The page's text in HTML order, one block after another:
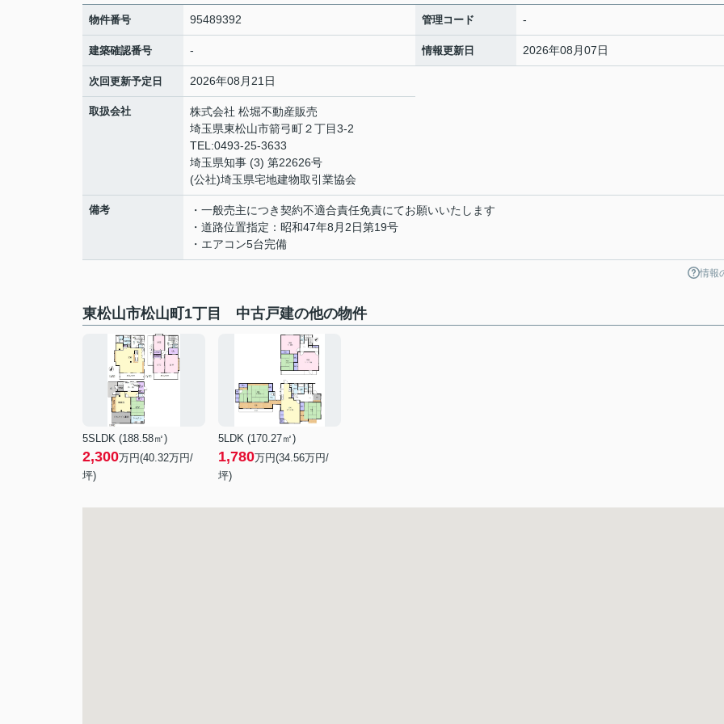
物件番号 95489392 管理コード -
建築確認番号 - 情報更新日 2026年08月07日
次回更新予定日 2026年08月21日
取扱会社
株式会社 松堀不動産販売
埼玉県東松山市箭弓町２丁目3-2
TEL:0493-25-3633
埼玉県知事 (3) 第22626号
(公社)埼玉県宅地建物取引業協会
備考
・一般売主につき契約不適合責任免責にてお願いいたします
・道路位置指定：昭和47年8月2日第19号
・エアコン5台完備
情報
東松山市松山町1丁目 中古戸建の他の物件
5SLDK (188.58㎡)
2,300万円(40.32万円/
坪)
5LDK (170.27㎡)
1,780万円(34.56万円/
坪)